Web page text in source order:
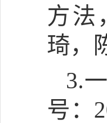
方法
琦，
3.
号：